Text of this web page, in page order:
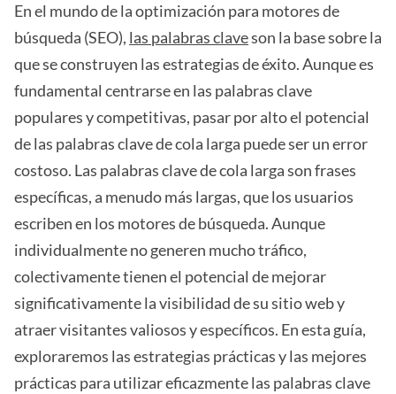
En el mundo de la optimización para motores de
búsqueda (SEO), las palabras claveson la base sobre la
que se construyen las estrategias de éxito. Aunque es
fundamental centrarse en las palabras clave
populares y competitivas, pasar por alto el potencial
de las palabras clave de cola larga puede ser un error
costoso. Las palabras clave de cola larga son frases
específicas, a menudo más largas, que los usuarios
escriben en los motores de búsqueda. Aunque
individualmente no generen mucho tráfico,
colectivamente tienen el potencial de mejorar
significativamente la visibilidad de su sitio web y
atraer visitantes valiosos y específicos. En esta guía,
exploraremos las estrategias prácticas y las mejores
prácticas para utilizar eficazmente las palabras clave